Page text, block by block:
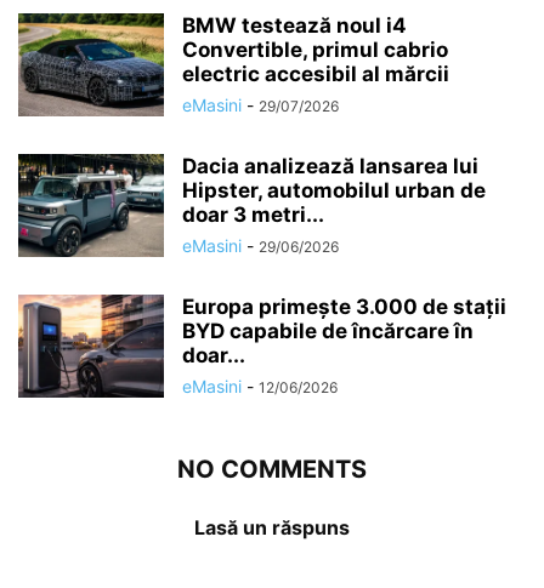
BMW testează noul i4
Convertible, primul cabrio
electric accesibil al mărcii
eMasini - 29/07/2026
Dacia analizează lansarea lui
Hipster, automobilul urban de
doar 3 metri...
eMasini - 29/06/2026
Europa primește 3.000 de stații
BYD capabile de încărcare în
doar...
eMasini - 12/06/2026
NO COMMENTS
Lasă un răspuns